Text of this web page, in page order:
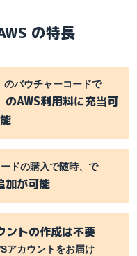
の特長
バウチャーコードで
AWS利用料に充当可
能
ドの購入で随時、で
加が可能
ントの作成は不要
アカウントをお届け